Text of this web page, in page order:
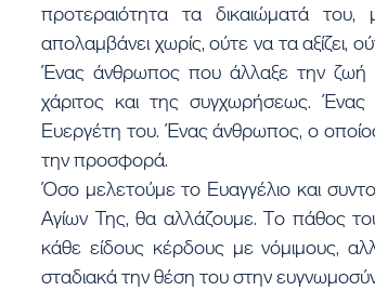
προτεραιότητα τα δικαιώματά
απολαμβάνει χωρίς, ούτε να τα αξίζει,
Ένας άνθρωπος που άλλαξε την
χάριτος και της συγχωρήσεως.
Ευεργέτη του. Ένας άνθρωπος, ο
την προσφορά.
Όσο μελετούμε το Ευαγγέλιο και
Αγίων Της, θα αλλάζουμε. Το πάθος
κάθε είδους κέρδους με νόμιμους,
σταδιακά την θέση του στην